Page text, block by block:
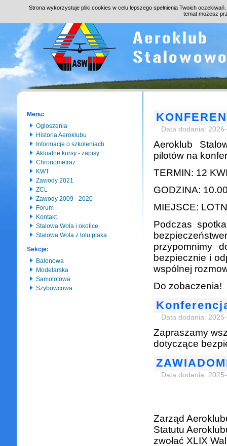
Strona wykorzystuje pliki cookies w celu lepszego spełnienia Twoich
temat możesz
Menu:
Ogloszenia
Historia Aeroklubu
Informacje o szkoleniach
Aktualne kursy - zapisy
Chronometraz
KWT
Zawody 2021
ZCL
Zawody 2009 - 2020
Forum
Kontakt
Stalowa Wola i okolice
Stalowa Wola z lotu ptaka
Sekcje:
Balonowa
Modelarska
Samolotowa
Szybowcowa
Data dodania:
Aeroklub
pilotów na
TERMIN: 12
GODZINA:
MIEJSCE:
Podczas
przypomnimy
bezpiecznie i
wspólnej
Do zobaczenia!
Data dodania:
Zapraszamy
dotyczące
Data dodania:
Zarząd
Statutu
zwołać XLIX